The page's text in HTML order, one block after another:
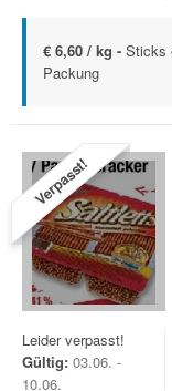
€ 6,60 / kg - Sticks
Packung
Verpasst!
Leider verpasst!
Gültig: 03.06. -
10.06.